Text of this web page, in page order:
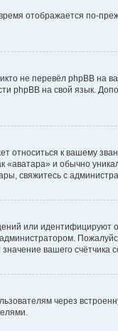
отображается по-
не перевёл phpBB
phpBB на свой язык.
относиться к вашему
и обычно
свяжитесь с
или
вашего счётчика
через